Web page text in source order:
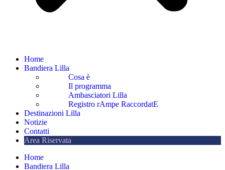
Home
Bandiera Lilla
Cosa è
Il programma
Ambasciatori Lilla
Registro rAmpe RaccordatE
Destinazioni Lilla
Notizie
Contatti
Area Riservata
Home
Bandiera Lilla